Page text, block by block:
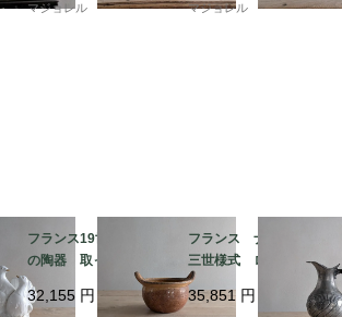
マジョレル マジョレル
フランス19世紀 南仏
の陶器 取っ手が付い
たポタリーポット 70
80
32,155 円
フランス ナポレオン
三世様式 ロカイユ柄
の大きなエタン（ピュ
ーター）ジャグ 7856
35,851 円